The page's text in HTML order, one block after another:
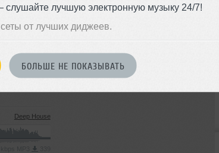
лучшую электронную музыку 24/7!
от лучших диджеев.
БОЛЬШЕ НЕ ПОКАЗЫВАТЬ
Deep House
Записан: 19 марта 2021